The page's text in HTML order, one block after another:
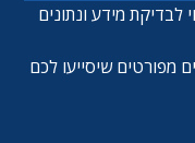
לבדיקת מידע ונתונים
מפורטים שיסייעו לכם